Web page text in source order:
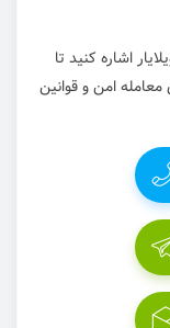
لطفاً به کد ملک 278 در ویلایار اشاره کنید تا
امن و قوانین